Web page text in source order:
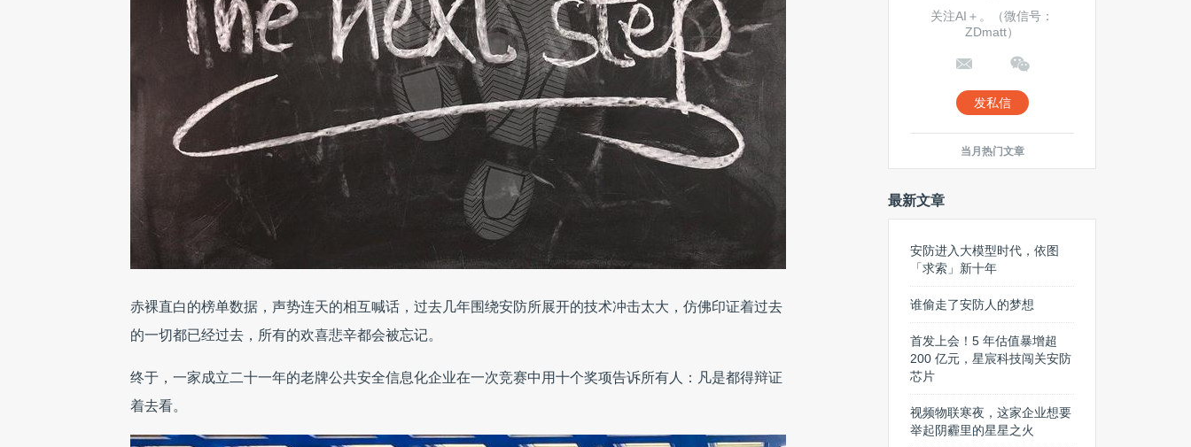
赤裸直白的榜单数据，声势连天的相互喊话，过去几年围绕安防所展开的技术冲击太大，仿佛印证着过去
的一切都已经过去，所有的欢喜悲辛都会被忘记。
终于，一家成立二十一年的老牌公共安全信息化企业在一次竞赛中用十个奖项告诉所有人：凡是都得辩证
着去看。
关注AI＋。（微信号：
ZDmatt）
发私信
当月热门文章
最新文章
安防进入大模型时代，依图
「求索」新十年
谁偷走了安防人的梦想
首发上会！5 年估值暴增超
200 亿元，星宸科技闯关安防
芯片
视频物联寒夜，这家企业想要
举起阴霾里的星星之火